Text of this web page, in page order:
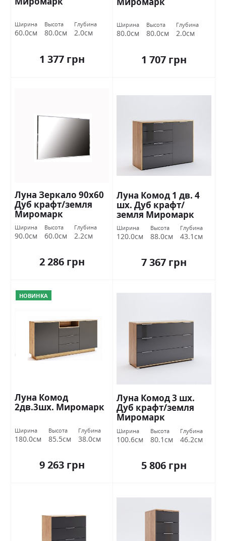
Ширина
60.0см
Высота
80.0см
Глубина
2.0см
1 377 грн
Ширина
80.0см
Высота
80.0см
Глубина
2.0см
1 707 грн
Луна Зеркало 90х60
Дуб крафт/земля
Миромарк
Ширина
90.0см
Высота
60.0см
Глубина
2.2см
2 286 грн
Луна Комод 1 дв. 4
шх. Дуб крафт/
земля Миромарк
Ширина
120.0см
Высота
88.0см
Глубина
43.1см
7 367 грн
НОВИНКА
Луна Комод
2дв.3шх. Миромарк
Ширина
180.0см
Высота
85.5см
Глубина
38.0см
9 263 грн
Луна Комод 3 шх.
Дуб крафт/земля
Миромарк
Ширина
100.6см
Высота
80.1см
Глубина
46.2см
5 806 грн